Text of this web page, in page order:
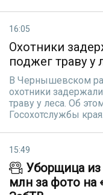
16:05
Охотники
поджег траву у
В Чернышевском
охотники
траву у леса. Об
Госохотслужбы края.
15:49
Уборщица
млн за фото на